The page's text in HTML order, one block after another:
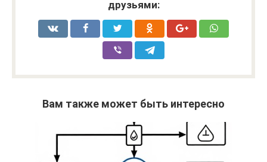
друзьями:
Вам также может быть интересно